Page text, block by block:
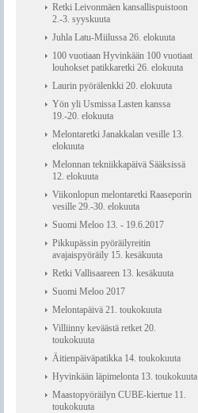
Retki Leivonmäen kansallispuistoon
2.-3. syyskuuta
Juhla Latu-Miilussa 26. elokuuta
100 vuotiaan Hyvinkään 100 vuotiaat
louhokset patikkaretki 26. elokuuta
Laurin pyörälenkki 20. elokuuta
Yön yli Usmissa Lasten kanssa
19.-20. elokuuta
Melontaretki Janakkalan vesille 13.
elokuuta
Melonnan tekniikkapäivä Sääksissä
12. elokuuta
Viikonlopun melontaretki Raaseporin
vesille 29.-30. elokuuta
Suomi Meloo 13. - 19.6.2017
Pikkupässin pyöräilyreitin
avajaispyöräily 15. kesäkuuta
Retki Vallisaareen 13. kesäkuuta
Suomi Meloo 2017
Melontapäivä 21. toukokuuta
Villiinny keväästä retket 20.
toukokuuta
Äitienpäiväpatikka 14. toukokuuta
Hyvinkään läpimelonta 13. toukokuuta
Maastopyöräilyn CUBE-kiertue 11.
toukokuuta